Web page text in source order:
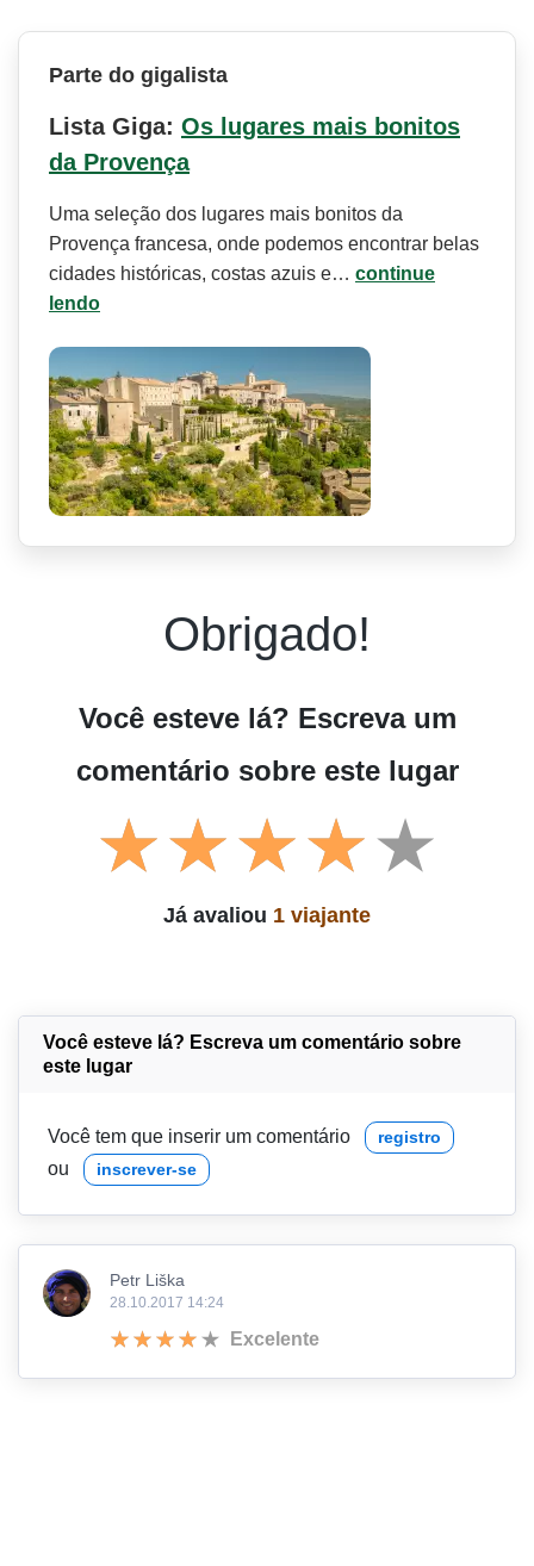
Parte do gigalista
Lista Giga: Os lugares mais bonitos
da Provença
Uma seleção dos lugares mais bonitos da
Provença francesa, onde podemos encontrar belas
cidades históricas, costas azuis e… continue
lendo
Obrigado!
Você esteve lá? Escreva um
comentário sobre este lugar
Já avaliou 1 viajante
Você esteve lá? Escreva um comentário sobre
este lugar
Você tem que inserir um comentário registro
ou inscrever-se
Petr Liška
28.10.2017 14:24
Excelente